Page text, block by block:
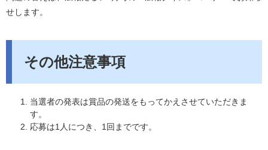
せします。
その他注意事項
当選者の発表は賞品の発送をもってかえさせていただきま
す。
応募は1人につき、1回までです。